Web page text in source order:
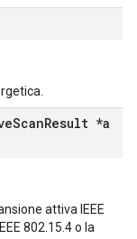
ScanResult *a
attiva IEEE
802.15.4 o la